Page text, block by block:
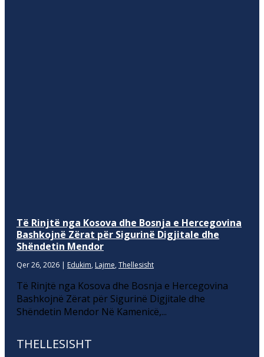
Të Rinjtë nga Kosova dhe Bosnja e Hercegovina
Bashkojnë Zërat për Sigurinë Digjitale dhe
Shëndetin Mendor
Qer 26, 2026 | Edukim, Lajme, Thellesisht
Të Rinjtë nga Kosova dhe Bosnja e Hercegovina
Bashkojnë Zërat për Sigurinë Digjitale dhe
Shëndetin Mendor Në Kamenicë,...
THELLESISHT